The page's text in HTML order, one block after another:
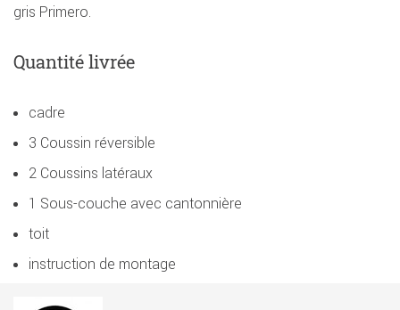
gris Primero.
Quantité livrée
cadre
3 Coussin réversible
2 Coussins latéraux
1 Sous-couche avec cantonnière
toit
instruction de montage